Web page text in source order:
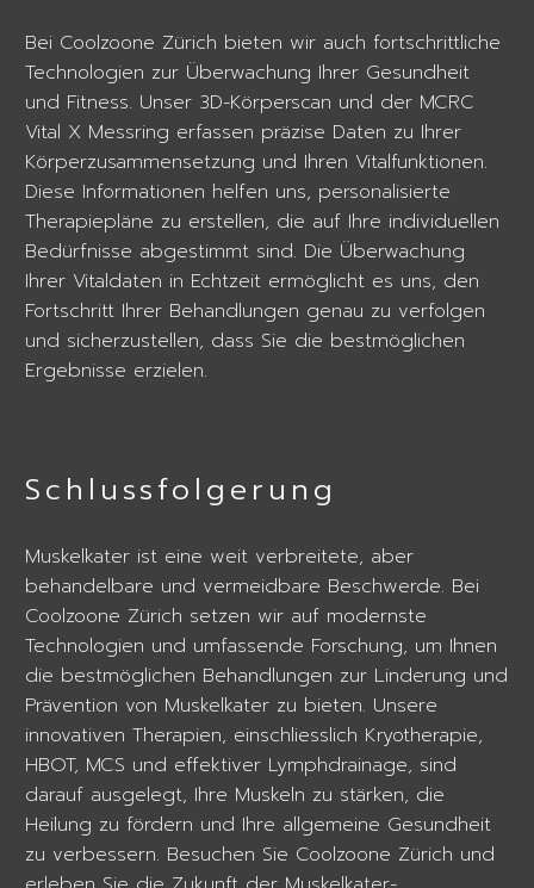
Bei Coolzoone Zürich bieten wir auch fortschrittliche
Technologien zur Überwachung Ihrer Gesundheit
und Fitness. Unser 3D-Körperscan und der MCRC
Vital X Messring erfassen präzise Daten zu Ihrer
Körperzusammensetzung und Ihren Vitalfunktionen.
Diese Informationen helfen uns, personalisierte
Therapiepläne zu erstellen, die auf Ihre individuellen
Bedürfnisse abgestimmt sind. Die Überwachung
Ihrer Vitaldaten in Echtzeit ermöglicht es uns, den
Fortschritt Ihrer Behandlungen genau zu verfolgen
und sicherzustellen, dass Sie die bestmöglichen
Ergebnisse erzielen.
Schlussfolgerung
Muskelkater ist eine weit verbreitete, aber
behandelbare und vermeidbare Beschwerde. Bei
Coolzoone Zürich setzen wir auf modernste
Technologien und umfassende Forschung, um Ihnen
die bestmöglichen Behandlungen zur Linderung und
Prävention von Muskelkater zu bieten. Unsere
innovativen Therapien, einschliesslich Kryotherapie,
HBOT, MCS und effektiver Lymphdrainage, sind
darauf ausgelegt, Ihre Muskeln zu stärken, die
Heilung zu fördern und Ihre allgemeine Gesundheit
zu verbessern. Besuchen Sie Coolzoone Zürich und